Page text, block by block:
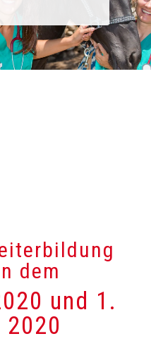
dem
und 1.